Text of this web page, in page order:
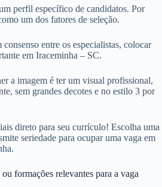
perfil específico de candidatos. Por
um dos fatores de seleção.
entre os especialistas, colocar
em Iraceminha – SC.
a imagem é ter um visual profissional,
sem grandes decotes e no estilo 3 por
direto para seu currículo! Escolha uma
seriedade para ocupar uma vaga em
formações relevantes para a vaga